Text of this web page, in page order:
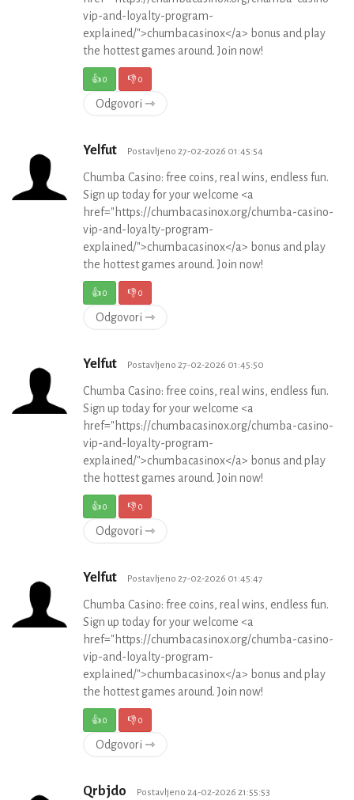
vip-and-loyalty-program-
explained/">chumbacasinox</a> bonus and play
the hottest games around. Join now!
👍0 👎0
Odgovori ⇾
Yelfut Postavljeno 27-02-2026 01:45:54
Chumba Casino: free coins, real wins, endless fun.
Sign up today for your welcome <a
href="https://chumbacasinox.org/chumba-casino-
vip-and-loyalty-program-
explained/">chumbacasinox</a> bonus and play
the hottest games around. Join now!
👍0 👎0
Odgovori ⇾
Yelfut Postavljeno 27-02-2026 01:45:50
Chumba Casino: free coins, real wins, endless fun.
Sign up today for your welcome <a
href="https://chumbacasinox.org/chumba-casino-
vip-and-loyalty-program-
explained/">chumbacasinox</a> bonus and play
the hottest games around. Join now!
👍0 👎0
Odgovori ⇾
Yelfut Postavljeno 27-02-2026 01:45:47
Chumba Casino: free coins, real wins, endless fun.
Sign up today for your welcome <a
href="https://chumbacasinox.org/chumba-casino-
vip-and-loyalty-program-
explained/">chumbacasinox</a> bonus and play
the hottest games around. Join now!
👍0 👎0
Odgovori ⇾
Qrbjdo Postavljeno 24-02-2026 21:55:53